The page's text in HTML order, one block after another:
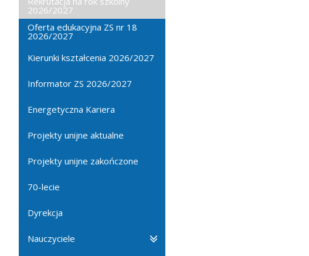
2026/2027
Oferta edukacyjna ZS nr 18
2026/2027
Kierunki kształcenia 2026/2027
Informator ZS 2026/2027
Energetyczna Kariera
Projekty unijne aktualne
Projekty unijne zakończone
70-lecie
Dyrekcja
Nauczyciele